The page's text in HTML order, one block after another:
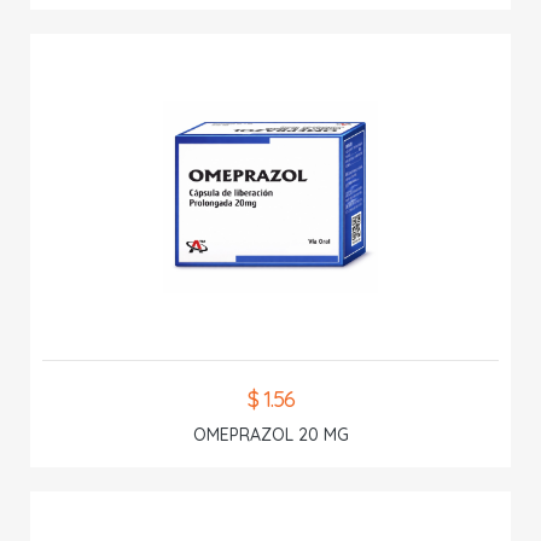
$ 1.56
OMEPRAZOL 20 MG